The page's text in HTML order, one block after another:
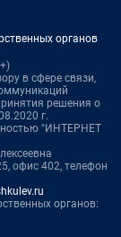
органов
в сфере связи,
решения о
г.
"ИНТЕРНЕТ
офис 402, телефон
органов: